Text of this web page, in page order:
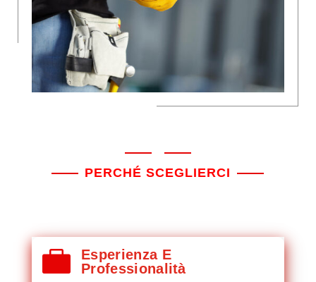
PERCHÉ SCEGLIERCI

Esperienza E
Professionalità